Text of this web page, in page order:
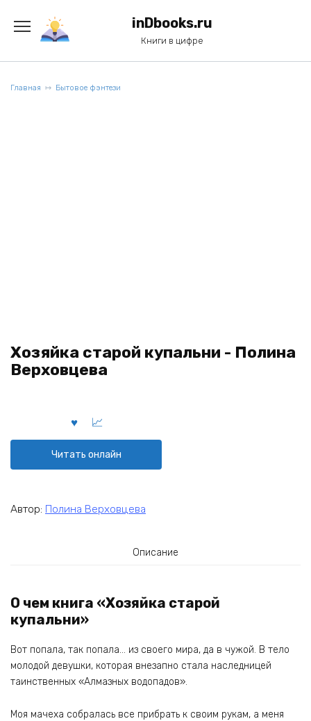
содержанию
inDbooks.ru
Книги в цифре
Главная Бытовое фэнтези
Хозяйка старой купальни - Полина
Верховцева
Читать онлайн
Автор: Полина Верховцева
Описание
О чем книга «Хозяйка старой
купальни»
Вот попала, так попала… из своего мира, да в чужой. В тело
молодой девушки, которая внезапно стала наследницей
таинственных «Алмазных водопадов».
Моя мачеха собралась все прибрать к своим рукам, а меня